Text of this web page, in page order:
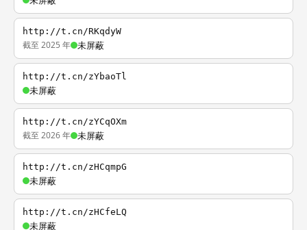
http://t.cn/RKqdyW
截至 2025 年 未屏蔽
http://t.cn/zYbaoTl
未屏蔽
http://t.cn/zYCqOXm
截至 2026 年 未屏蔽
http://t.cn/zHCqmpG
未屏蔽
http://t.cn/zHCfeLQ
未屏蔽